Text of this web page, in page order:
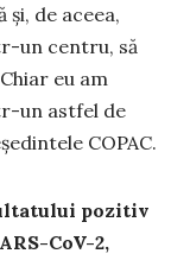
de aceea,
un centru, să
eu am
un astfel de
COPAC.
pozitiv
CoV-2,